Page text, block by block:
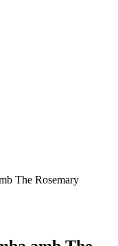
The Rosemary